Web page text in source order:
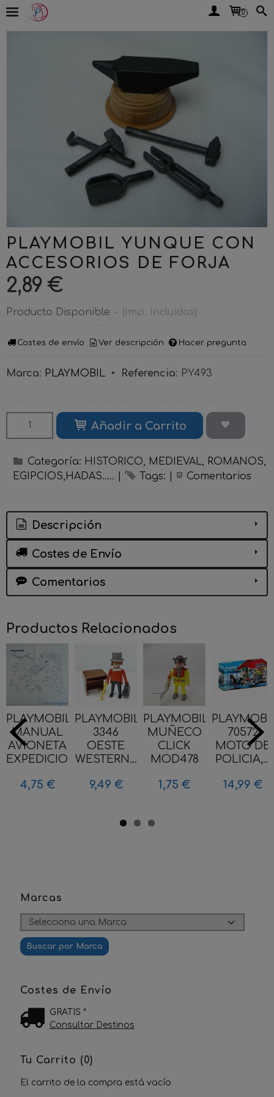
0
Marcas
Costes de Envío
GRATIS *
Consultar Destinos
Tu Carrito (0)
El carrito de la compra está vacío
PLAYMOBIL YUNQUE CON
ACCESORIOS DE FORJA
2,89 €
Producto Disponible - (Imp. Incluidos)
Costes de envío Ver descripción Hacer pregunta
Marca: PLAYMOBIL • Referencia: PY493
Añadir a Carrito
Categoría: HISTORICO, MEDIEVAL, ROMANOS,
EGIPCIOS,HADAS.....
Tags: Comentarios
Descripción
Costes de Envío
Comentarios
Productos Relacionados
PLAYMOBIL
MANUAL
AVIONETA
EXPEDICION...
4,75 €
PLAYMOBIL
3346
OESTE
WESTERN...
9,49 €
PLAYMOBIL
MUÑECO
CLICK
MOD478
1,75 €
70572
MOTO DE
POLICIA,...
14,99 €